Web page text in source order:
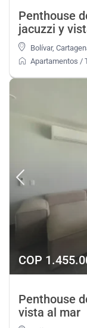
Penthouse
jacuzzi y
Bolívar,
Apartamentos /
COP
Penthouse
vista al mar